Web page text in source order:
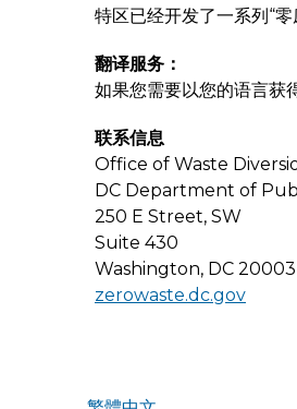
特区已经开发了一系列“零
翻译服务：
如果您需要以您的语言获
联系信息
Office of Waste
DC Department of
250 E Street, SW
Suite 430
Washington, DC 20003
zerowaste.dc.gov